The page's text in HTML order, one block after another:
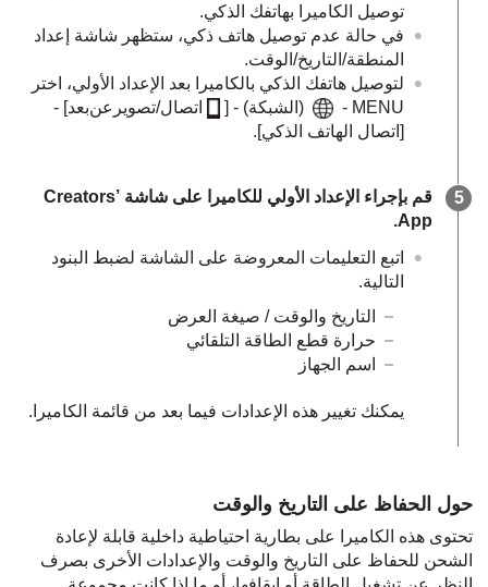
توصيل الكاميرا بهاتفك الذكي.
في حالة عدم توصيل هاتف ذكي، ستظهر شاشة إعداد
المنطقة/التاريخ/الوقت.
لتوصيل هاتفك الذكي بالكاميرا بعد الإعداد الأولي، اختر
MENU
-
( الشبكة) -
[ اتصال/تصويرعن‌بعد] -
[اتصال الهاتف الذكي].
قم بإجراء الإعداد الأولي للكاميرا على شاشة Creators’
App.
اتبع التعليمات المعروضة على الشاشة لضبط البنود
التالية.
التاريخ والوقت / صيغة العرض
حرارة قطع الطاقة التلقائي
اسم الجهاز
يمكنك تغيير هذه الإعدادات فيما بعد من قائمة الكاميرا.
حول الحفاظ على التاريخ والوقت
تحتوى هذه الكاميرا على بطارية احتياطية داخلية قابلة لإعادة
الشحن للحفاظ على التاريخ والوقت والإعدادات الأخرى بصرف